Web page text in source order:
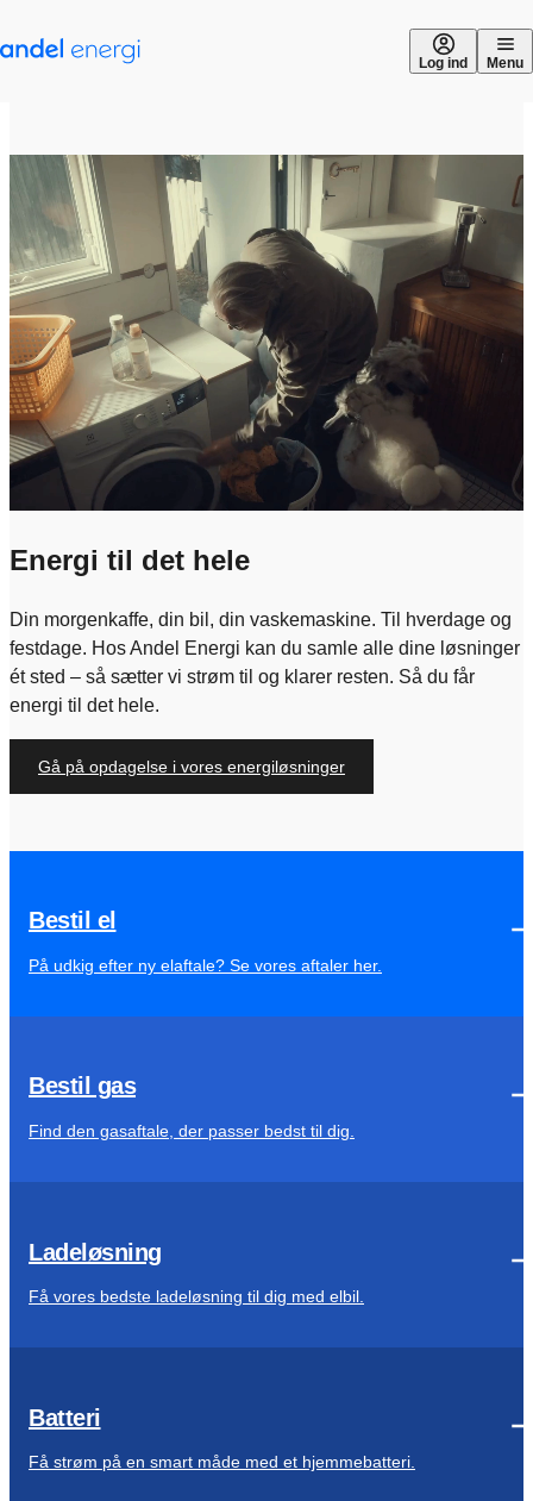
Log ind Menu
Energi til det hele
Din morgenkaffe, din bil, din vaskemaskine. Til hverdage og
festdage. Hos Andel Energi kan du samle alle dine løsninger
ét sted – så sætter vi strøm til og klarer resten. Så du får
energi til det hele.
Gå på opdagelse i vores energiløsninger
Bestil el
På udkig efter ny elaftale? Se vores aftaler her.
Bestil gas
Find den gasaftale, der passer bedst til dig.
Ladeløsning
Få vores bedste ladeløsning til dig med elbil.
Batteri
Få strøm på en smart måde med et hjemmebatteri.